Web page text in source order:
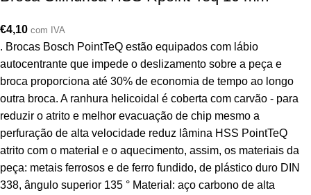
€4,10 com IVA
. Brocas Bosch PointTeQ estão equipados com lábio
autocentrante que impede o deslizamento sobre a peça e
broca proporciona até 30% de economia de tempo ao longo
outra broca. A ranhura helicoidal é coberta com carvão - para
reduzir o atrito e melhor evacuação de chip mesmo a
perfuração de alta velocidade reduz lâmina HSS PointTeQ
atrito com o material e o aquecimento, assim, os materiais da
peça: metais ferrosos e de ferro fundido, de plástico duro DIN
338, ângulo superior 135 ° Material: aço carbono de alta